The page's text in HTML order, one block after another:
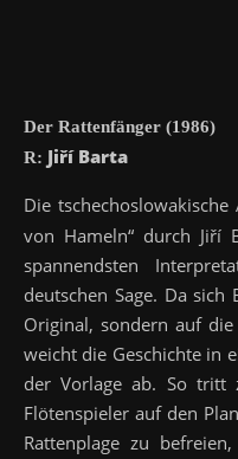
Der Rattenfänger (1986)
R: Jiří Barta
Die
von Hameln“ durch Jiří
spannendsten
deutschen Sage. Da
Original, sondern auf
weicht die Geschichte in
der Vorlage ab. So tritt
Flötenspieler auf den
Rattenplage zu